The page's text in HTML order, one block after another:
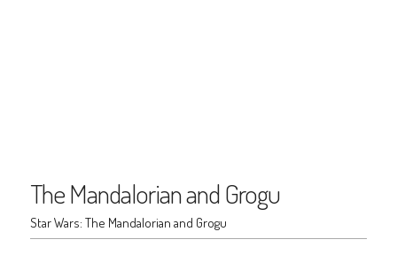
The Mandalorian and Grogu
Star Wars: The Mandalorian and Grogu